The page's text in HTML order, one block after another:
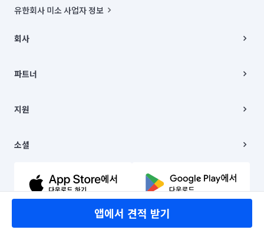
앱에서 견적 받기
유한회사 미소 사업자 정보
00019 |
주소 | 본사: 서울특별시 종로구 율곡로 6(중학동, 트윈트리빌딩) B동 5층
컨택센터 : 서울특별시 종로구 수송동 율곡로 24, 7층, 8층 미소
상품, 상품정보, 거래에 관한 의무와 책임은 거래당사자에게 있습니다.
언론 보도 관련 문의:
© 유한회사 미소. Miso, Inc. All Rights Reserved.
회사
채용
파트너
이사
지원
이용약관
문의하기
소셜
유튜브